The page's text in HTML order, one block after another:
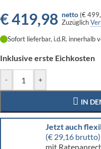
€419,98 netto (€
Zuzüglich
Sofort lieferbar, i.d.R. innerhalb
Inklusive erste Eichkosten
- +
IN
Jetzt auch
(€ 29,16 brutto)
mit